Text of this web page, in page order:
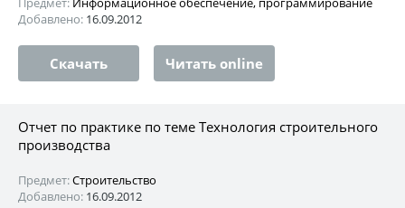
Добавлено: 16.09.2012
Скачать Читать online
Отчет по практике по теме Технология строительного
производства
Предмет:Строительство
Добавлено: 16.09.2012